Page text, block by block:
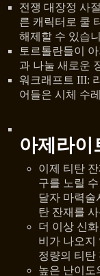
전쟁 대장정 사
른 캐릭터로 쿨
해제할 수 있습
토르톨란들이
과 나눌 새로운
워크래프트 III:
어들은 시체 수
아제라이
이제 티탄
구를 노릴
달자 마력술
탄 잔재를
더 이상 신
비가 나오지
정량의 티탄
높은 난이도